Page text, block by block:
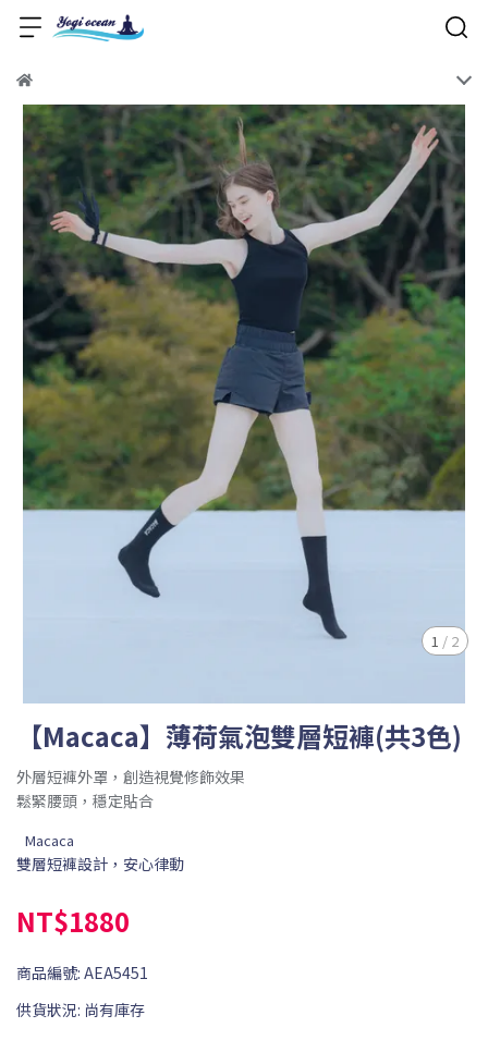
1 / 2
【Macaca】薄荷氣泡雙層短褲(共3色)
外層短褲外罩，創造視覺修飾效果
鬆緊腰頭，穩定貼合
Macaca
雙層短褲設計，安心律動
NT$1880
商品編號: AEA5451
供貨狀況: 尚有庫存